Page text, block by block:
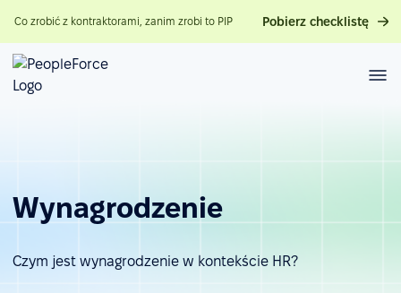
Co zrobić z kontraktorami, zanim zrobi to PIP Pobierz checklistę
Wynagrodzenie
Czym jest wynagrodzenie w kontekście HR?